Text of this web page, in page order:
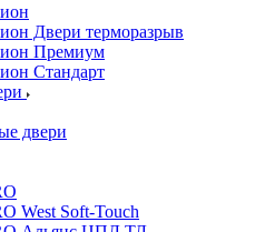
Двери терморазрыв
Премиум
Стандарт
двери
West Soft-Touch